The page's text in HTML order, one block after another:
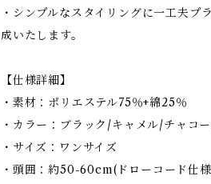
・シンプルなスタイリングに一工夫
成いたします。
【仕様詳細】
・素材：ポリエステル75％+綿25％
・カラー：ブラック/キャメル/チャコ
・サイズ：ワンサイズ
・頭囲：約50-60cm(ドローコード仕